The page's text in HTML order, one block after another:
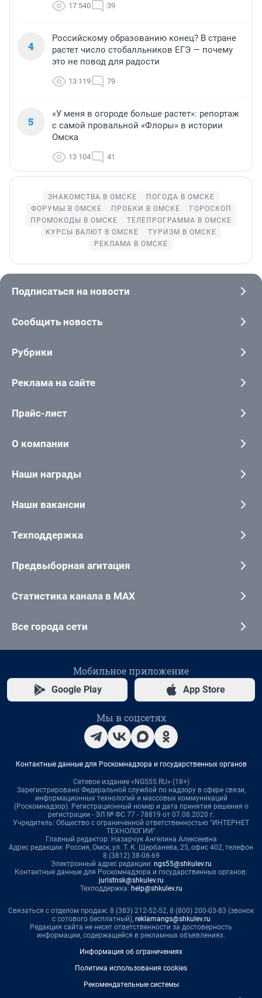
17 540 39
4
Российскому образованию конец? В стране
растет число стобалльников ЕГЭ — почему
это не повод для радости
13 119 79
5
«У меня в огороде больше растет»: репортаж
с самой провальной «Флоры» в истории
Омска
13 104 41
ЗНАКОМСТВА В ОМСКЕ
ПОГОДА В ОМСКЕ
ФОРУМЫ В ОМСКЕ
ПРОБКИ В ОМСКЕ
ГОРОСКОП
ПРОМОКОДЫ В ОМСКЕ
ТЕЛЕПРОГРАММА В ОМСКЕ
КУРСЫ ВАЛЮТ В ОМСКЕ
ТУРИЗМ В ОМСКЕ
РЕКЛАМА В ОМСКЕ
Подписаться на новости
Сообщить новость
Рубрики
Реклама на сайте
Прайс-лист
О компании
Наши награды
Наши вакансии
Техподдержка
Предвыборная агитация
Статистика канала в MAX
Все города сети
Мобильное приложение
Google Play App Store
Мы в соцсетях
Контактные данные для Роскомнадзора и государственных органов
Сетевое издание «NGS55.RU» (18+)
Зарегистрировано Федеральной службой по надзору в сфере связи,
информационных технологий и массовых коммуникаций
(Роскомнадзор). Регистрационный номер и дата принятия решения о
регистрации - ЭЛ № ФС 77 - 78819 от 07.08.2020 г.
Учредитель: Общество с ограниченной ответственностью "ИНТЕРНЕТ
ТЕХНОЛОГИИ"
Главный редактор: Назарчук Ангелина Алексеевна
Адрес редакции: Россия, Омск, ул. Т. К. Щербанева, 25, офис 402, телефон
8 (3812) 38-08-69
Электронный адрес редакции: ngs55@shkulev.ru
Контактные данные для Роскомнадзора и государственных органов:
juristnsk@shkulev.ru
Техподдержка: help@shkulev.ru
Связаться с отделом продаж: 8 (383) 212-52-52, 8 (800) 200-03-83 (звонок
с сотового бесплатный), reklamangs@shkulev.ru
Редакция сайта не несет ответственности за достоверность
информации, содержащейся в рекламных объявлениях.
Информация об ограничениях
Политика использования cookies
Рекомендательные системы